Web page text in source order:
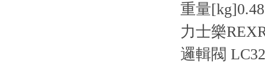
重量[kg]0.48
力士樂
邏輯閥